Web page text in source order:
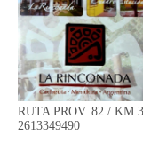
RUTA PROV. 82 / KM
2613349490